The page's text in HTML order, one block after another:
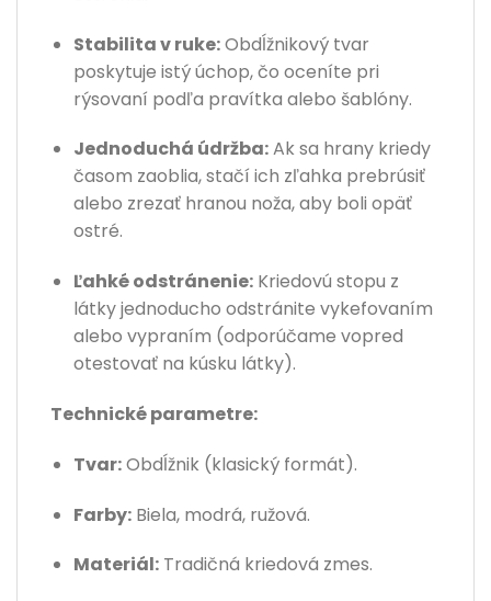
Stabilita v ruke:Obdĺžnikový tvar
poskytuje istý úchop, čo oceníte pri
rýsovaní podľa pravítka alebo šablóny.
Jednoduchá údržba:Ak sa hrany kriedy
časom zaoblia, stačí ich zľahka prebrúsiť
alebo zrezať hranou noža, aby boli opäť
ostré.
Ľahké odstránenie:Kriedovú stopu z
látky jednoducho odstránite vykefovaním
alebo vypraním (odporúčame vopred
otestovať na kúsku látky).
Technické parametre:
Tvar:Obdĺžnik (klasický formát).
Farby:Biela, modrá, ružová.
Materiál:Tradičná kriedová zmes.